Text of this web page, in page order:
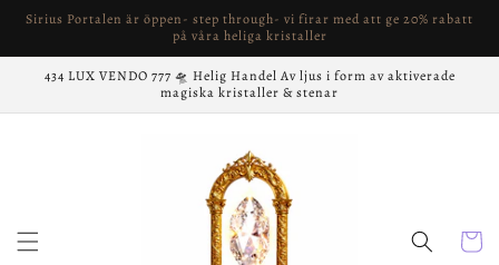
vidare
innehåll
Sirius Portalen är öppen- step through- vi firar med att ge 20% rabatt
på våra heliga kristaller
434 LUX VENDO 777 🛸 Helig Handel Av ljus i form av aktiverade
magiska kristaller & stenar